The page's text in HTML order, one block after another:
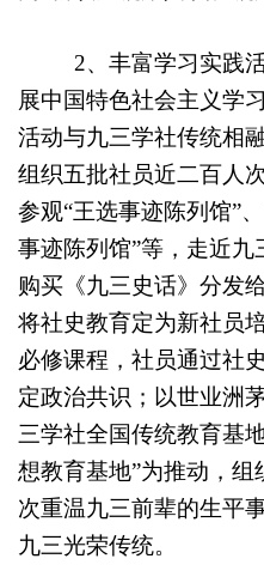
2、丰富学习实践
展中国特色社会主义学
活动与九三学社传统相
组织五批社员近二百人
参观“王选事迹陈列馆”
事迹陈列馆”等，走近九
购买《九三史话》分发
将社史教育定为新社员
必修课程，社员通过社
定政治共识；以世业洲
三学社全国传统教育基
想教育基地”为推动，
次重温九三前辈的生平
九三光荣传统。